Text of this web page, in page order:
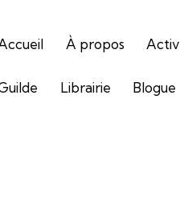
À propos
Librairie Blogue